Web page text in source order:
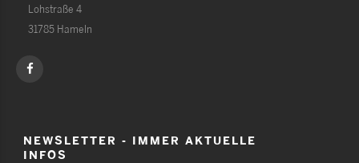
Lohstraße 4
31785 Hameln
NEWSLETTER - IMMER AKTUELLE
INFOS